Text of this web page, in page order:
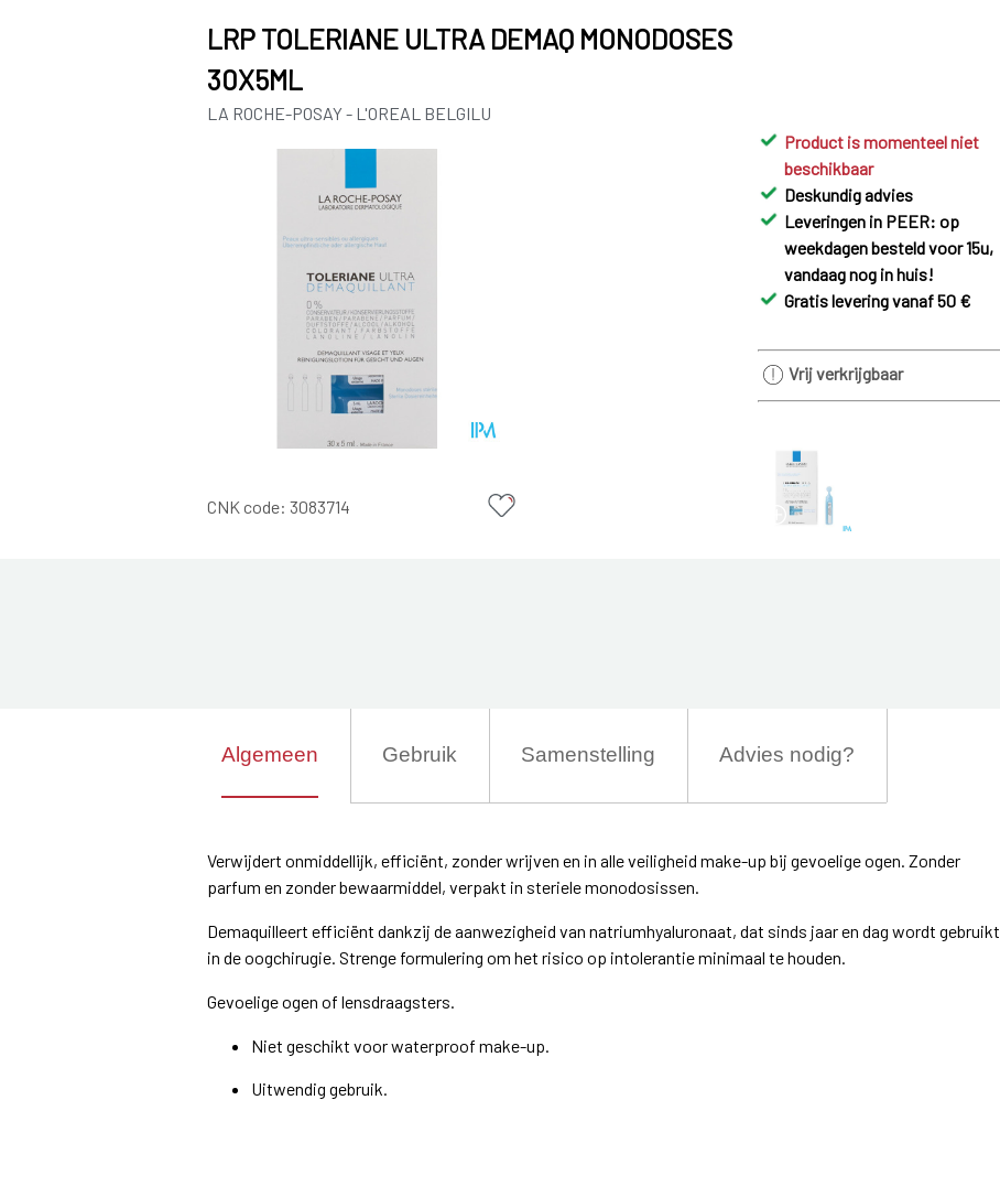
LRP TOLERIANE ULTRA DEMAQ MONODOSES
30X5ML
LA ROCHE-POSAY - L'OREAL BELGILU
CNK code:3083714
Product is momenteel niet
beschikbaar
Deskundig advies
Leveringen in PEER: op
weekdagen besteld voor 15u,
vandaag nog in huis!
Gratis levering vanaf 50 €
Vrij verkrijgbaar
Algemeen Gebruik Samenstelling Advies nodig?
Verwijdert onmiddellijk, efficiënt, zonder wrijven en in alle veiligheid make-up bij gevoelige ogen. Zonder
parfum en zonder bewaarmiddel, verpakt in steriele monodosissen.
Demaquilleert efficiënt dankzij de aanwezigheid van natriumhyaluronaat, dat sinds jaar en dag wordt gebruikt
in de oogchirugie. Strenge formulering om het risico op intolerantie minimaal te houden.
Gevoelige ogen of lensdraagsters.
Niet geschikt voor waterproof make-up.
Uitwendig gebruik.